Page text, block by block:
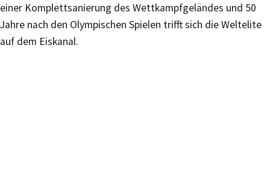
einer Komplettsanierung des Wettkampfgeländes und 50
Jahre nach den Olympischen Spielen trifft sich die Weltelite
auf dem Eiskanal.